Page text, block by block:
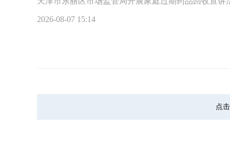
2026-08-07 15:14
点